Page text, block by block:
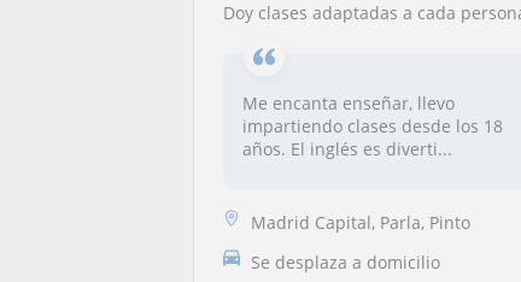
Doy clases adaptadas a cada persona, son amenas y
Me encanta enseñar, llevo
impartiendo clases desde los 18
años. El inglés es diverti...
Madrid Capital, Parla, Pinto
Se desplaza a domicilio